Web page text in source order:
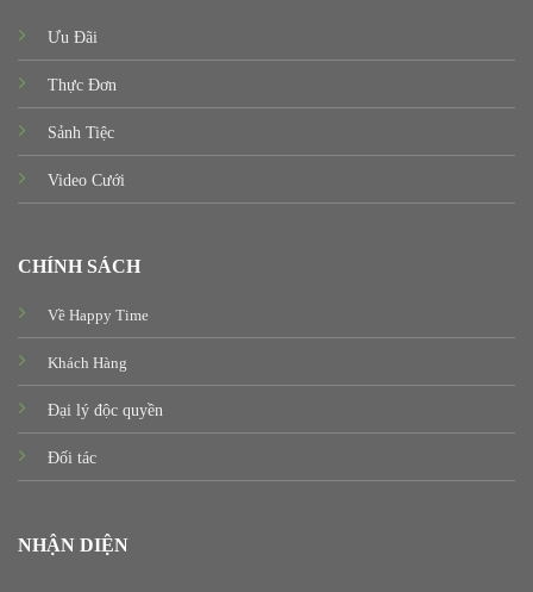
Ưu Đãi
Thực Đơn
Sảnh Tiệc
Video Cưới
CHÍNH SÁCH
Về Happy Time
Khách Hàng
Đại lý độc quyền
Đối tác
NHẬN DIỆN